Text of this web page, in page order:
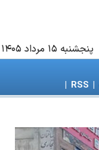
پنجشنبه ۱۵ مرداد ۱۴۰۵
|
RSS
|